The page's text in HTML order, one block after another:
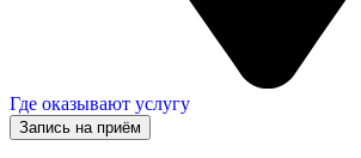
Где оказывают услугу
Запись на приём